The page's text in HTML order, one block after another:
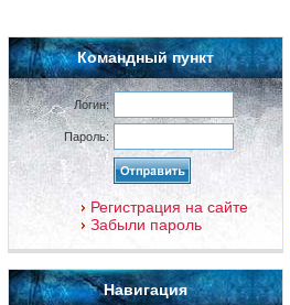
Командный пункт
Логин:
Пароль:
Регистрация на сайте
Забыли пароль
Навигация